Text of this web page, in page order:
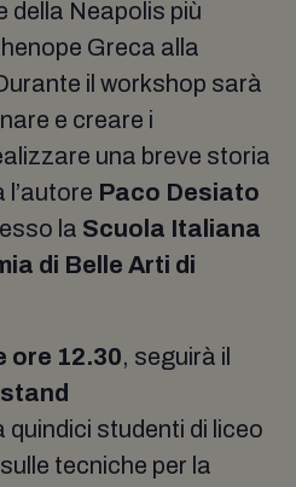
della Neapolis più
Greca alla
il workshop sarà
e creare i
una breve storia
Paco Desiato
la Scuola Italiana
di Belle Arti di
ore 12.30, seguirà il
stand
quindici studenti di liceo
tecniche per la